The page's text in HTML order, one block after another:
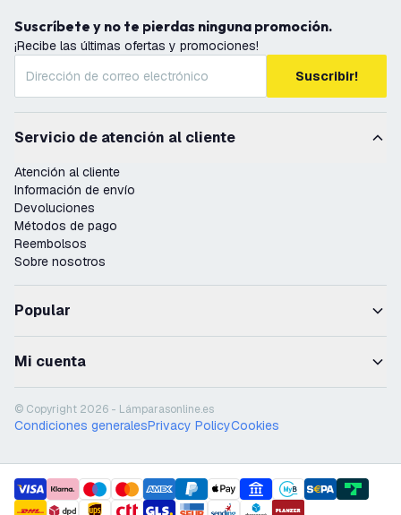
Suscríbete y no te pierdas ninguna promoción.
¡Recibe las últimas ofertas y promociones!
Suscribir!
Servicio de atención al cliente
Atención al cliente
Información de envío
Devoluciones
Métodos de pago
Reembolsos
Sobre nosotros
Popular
Mi cuenta
© Copyright 2026 - Lámparasonline.es
Condiciones generalesPrivacy PolicyCookies
payment methods